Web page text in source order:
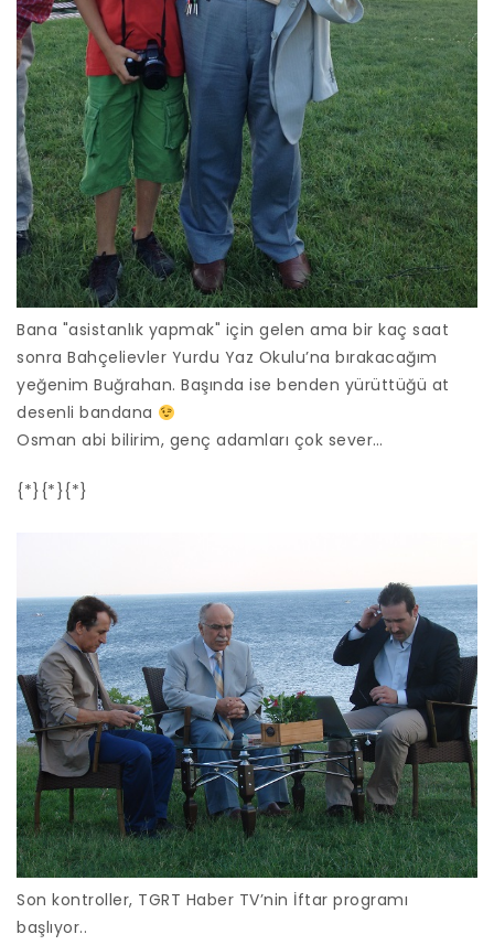
Bana "asistanlık yapmak" için gelen ama bir kaç saat
sonra Bahçelievler Yurdu Yaz Okulu’na bırakacağım
yeğenim Buğrahan. Başında ise benden yürüttüğü at
desenli bandana
Osman abi bilirim, genç adamları çok sever…
{*}{*}{*}
Son kontroller, TGRT Haber TV’nin İftar programı
başlıyor..